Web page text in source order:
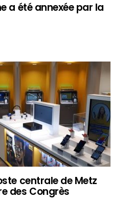
a été annexée par la
centrale de Metz
des Congrès